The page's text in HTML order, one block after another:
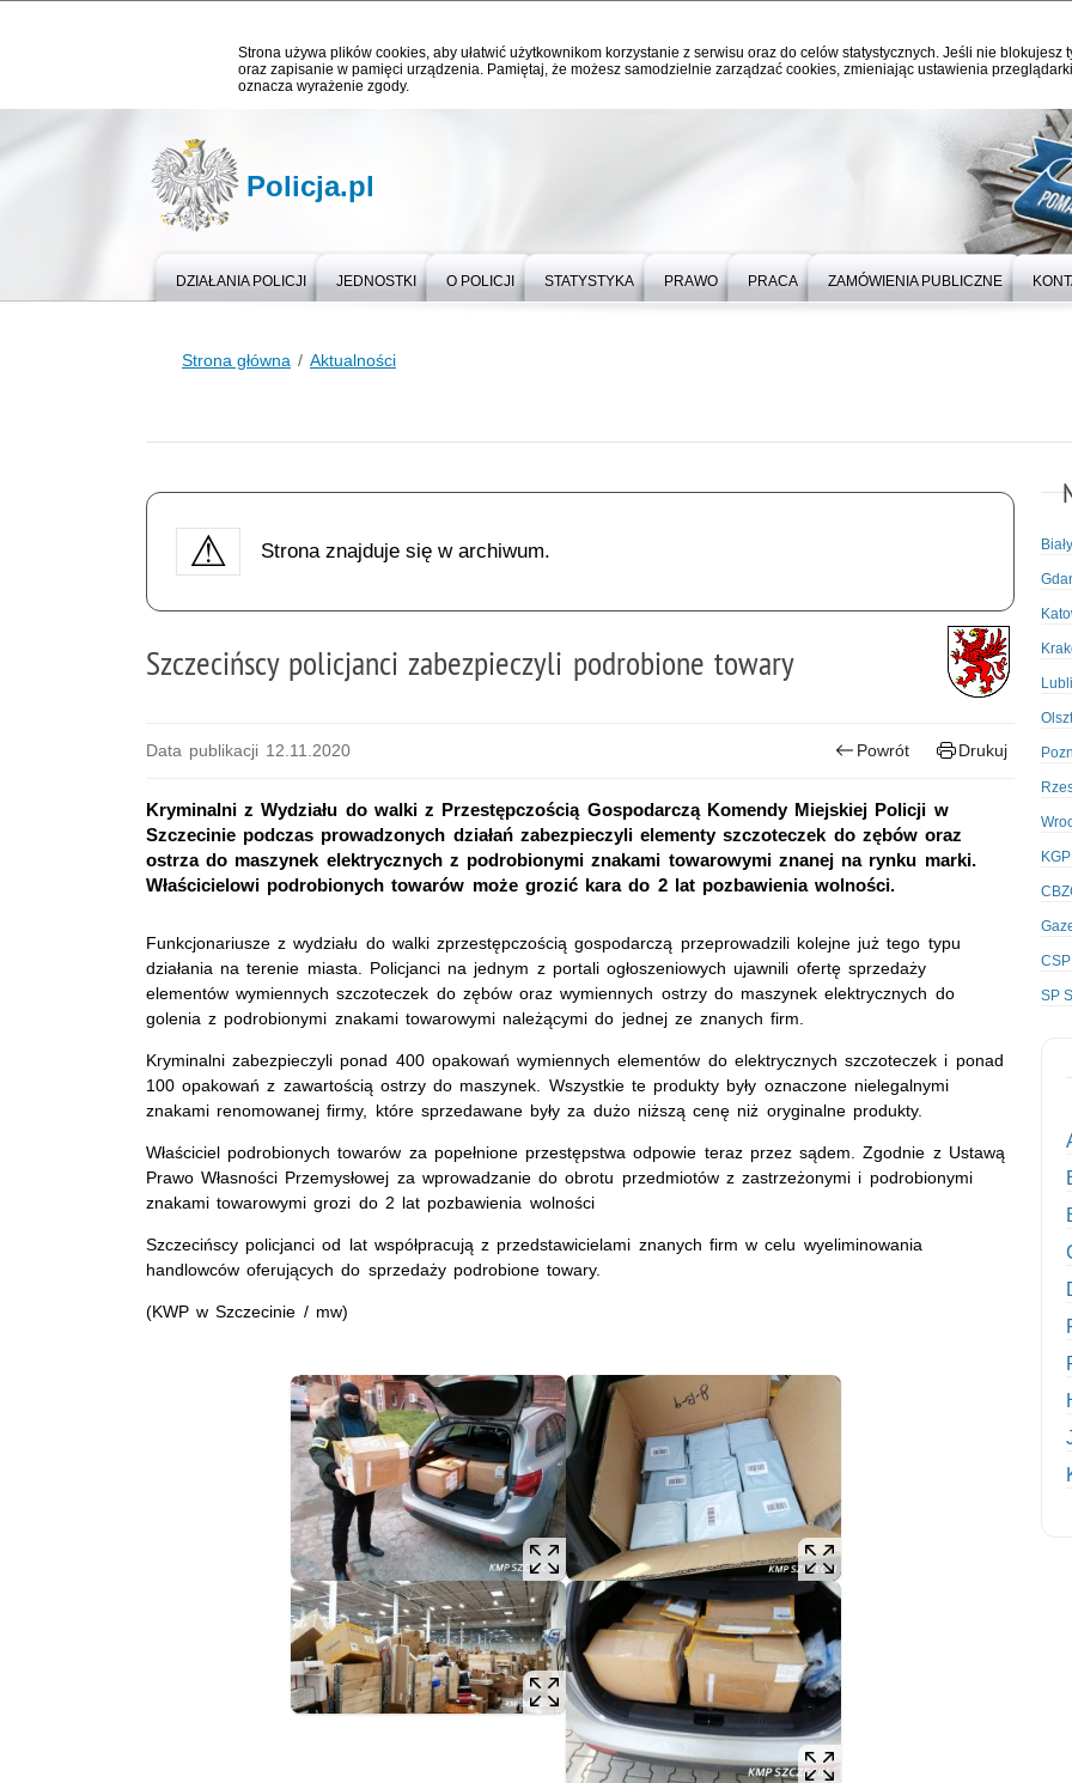
Strona używa plików cookies, aby ułatwić użytkownikom korzystanie z serwisu oraz do celów statystycznych. Jeśli nie blokujesz
oraz zapisanie w pamięci urządzenia. Pamiętaj, że możesz samodzielnie zarządzać cookies, zmieniając ustawienia
oznacza wyrażenie zgody.
Policja.pl
DZIAŁANIA POLICJI JEDNOSTKI O POLICJI STATYSTYKA PRAWO PRACA ZAMÓWIENIA PUBLICZNE
Strona główna Aktualności
Strona znajduje się w archiwum.
Szczecińscy policjanci zabezpieczyli podrobione towary
Data publikacji 12.11.2020 Powrót Drukuj
Kryminalni z Wydziału do walki z Przestępczością Gospodarczą Komendy Miejskiej Policji w
Szczecinie podczas prowadzonych działań zabezpieczyli elementy szczoteczek do zębów oraz
ostrza do maszynek elektrycznych z podrobionymi znakami towarowymi znanej na rynku marki.
Właścicielowi podrobionych towarów może grozić kara do 2 lat pozbawienia wolności.
Funkcjonariusze z wydziału do walki zprzestępczością gospodarczą przeprowadzili kolejne już tego typu
działania na terenie miasta. Policjanci na jednym z portali ogłoszeniowych ujawnili ofertę sprzedaży
elementów wymiennych szczoteczek do zębów oraz wymiennych ostrzy do maszynek elektrycznych do
golenia z podrobionymi znakami towarowymi należącymi do jednej ze znanych firm.
Kryminalni zabezpieczyli ponad 400 opakowań wymiennych elementów do elektrycznych szczoteczek i ponad
100 opakowań z zawartością ostrzy do maszynek. Wszystkie te produkty były oznaczone nielegalnymi
znakami renomowanej firmy, które sprzedawane były za dużo niższą cenę niż oryginalne produkty.
Właściciel podrobionych towarów za popełnione przestępstwa odpowie teraz przez sądem. Zgodnie z Ustawą
Prawo Własności Przemysłowej za wprowadzanie do obrotu przedmiotów z zastrzeżonymi i podrobionymi
znakami towarowymi grozi do 2 lat pozbawienia wolności
Szczecińscy policjanci od lat współpracują z przedstawicielami znanych firm w celu wyeliminowania
handlowców oferujących do sprzedaży podrobione towary.
(KWP w Szczecinie / mw)
KGP
SP